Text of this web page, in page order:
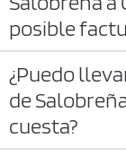
posible
¿Puedo
de
cuesta?